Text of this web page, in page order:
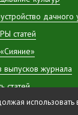
дачного
статей
выпусков журнала
статей
использовать